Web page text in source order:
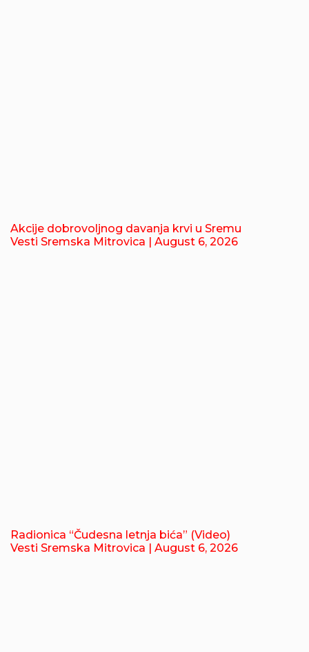
Akcije dobrovoljnog davanja krvi u Sremu
Vesti Sremska Mitrovica | August 6, 2026
Radionica “Čudesna letnja bića” (Video)
Vesti Sremska Mitrovica | August 6, 2026